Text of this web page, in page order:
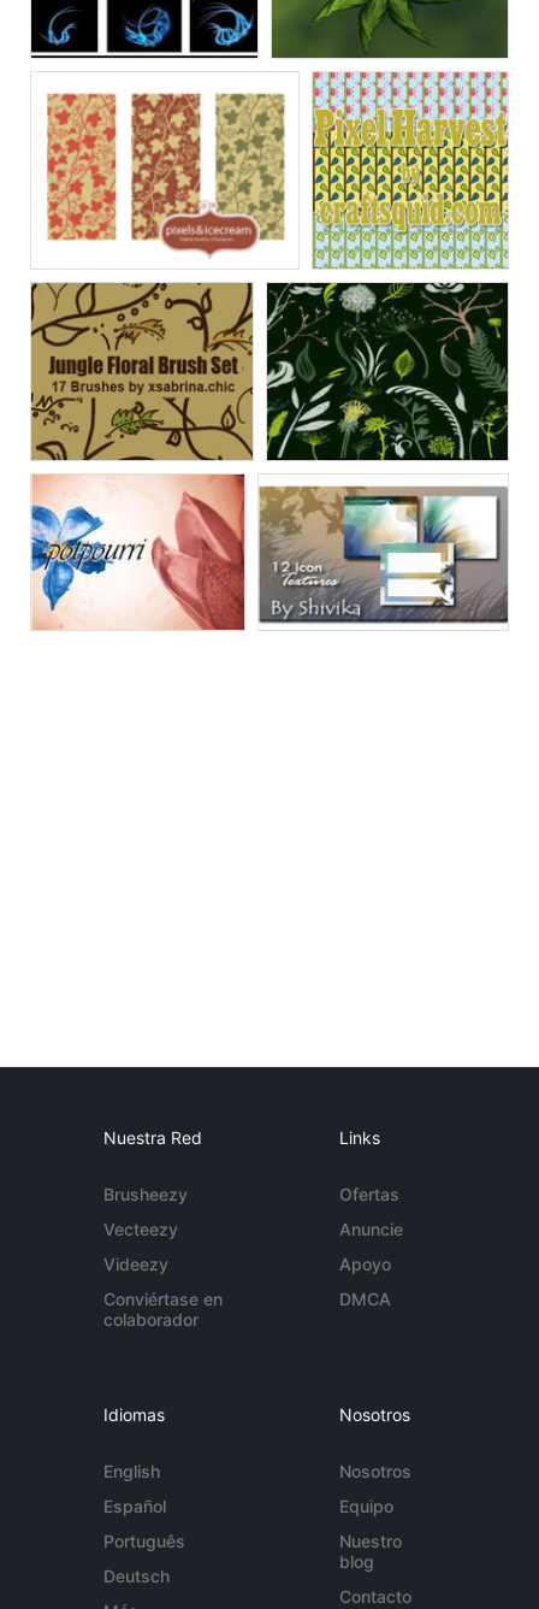
Nuestra Red
Brusheezy
Vecteezy
Videezy
Conviértase en
colaborador
Links
Ofertas
Anuncie
Apoyo
DMCA
Idiomas
English
Español
Português
Deutsch
Nosotros
Nosotros
Equipo
Nuestro
blog
Contacto